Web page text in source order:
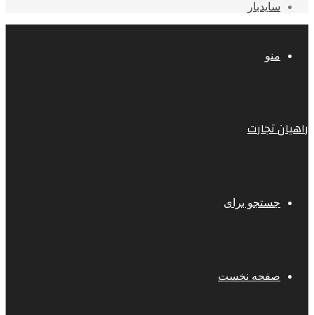
سایدبار
منو
راهیان تجارت
جستجو برای
صفحه نخست